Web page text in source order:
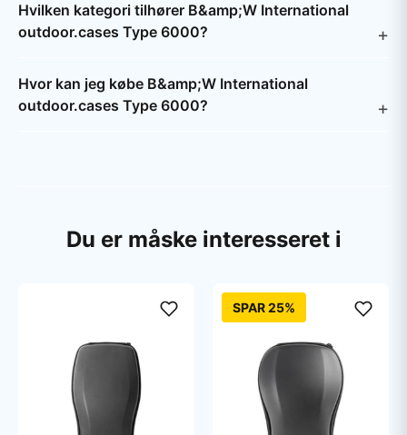
Hvilken kategori tilhører B&amp;W International
outdoor.cases Type 6000?
Hvor kan jeg købe B&amp;W International
outdoor.cases Type 6000?
Du er måske interesseret i
SPAR 25%